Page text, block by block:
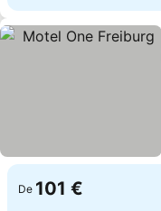
De 101 €